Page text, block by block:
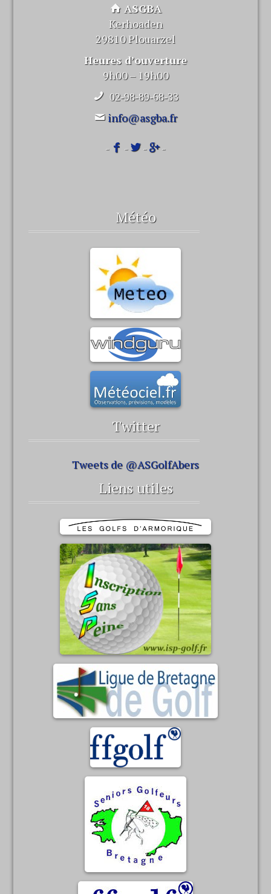
ASGBA
Kerhoaden
29810 Plouarzel
Heures d’ouverture
9h00 – 19h00
02-98-89-68-33
info@asgba.fr
- - - -
Météo
Twitter
Tweets de @ASGolfAbers
Liens utiles